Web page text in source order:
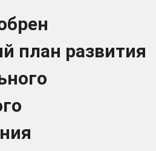
план развития